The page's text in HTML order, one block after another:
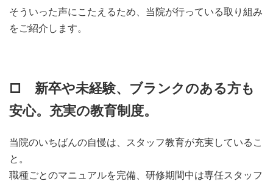
そういった声にこたえるため、当院が行っている取り組み
をご紹介します。
□ 新卒や未経験、ブランクのある方も
安心。充実の教育制度。
当院のいちばんの自慢は、スタッフ教育が充実しているこ
と。
職種ごとのマニュアルを完備、研修期間中は専任スタッフ